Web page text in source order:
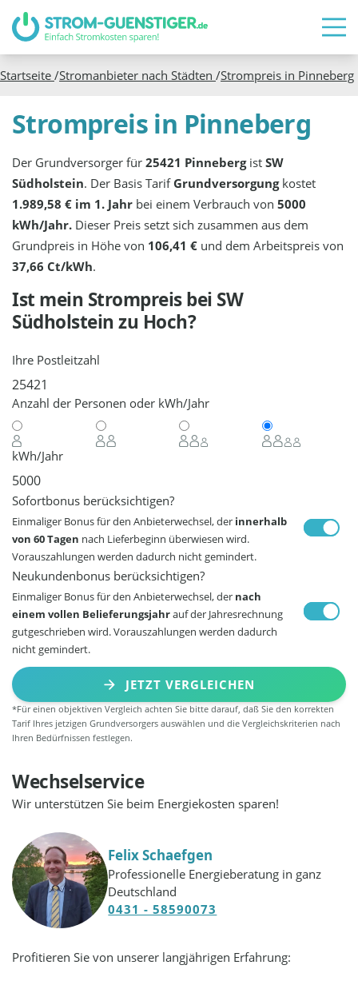
Startseite /Stromanbieter nach Städten /Strompreis in Pinneberg
Strompreis in Pinneberg
Der Grundversorger für25421 PinnebergistSW
Südholstein. Der Basis Tarif Grundversorgungkostet
1.989,58 € im 1. Jahr bei einem Verbrauch von5000
kWh/Jahr. Dieser Preis setzt sich zusammen aus dem
Grundpreis in Höhe von 106,41 € und dem Arbeitspreis von
37,66 Ct/kWh.
Ist mein Strompreis bei SW
Südholsteinzu Hoch?
Ihre Postleitzahl
Anzahl der Personen oder kWh/Jahr
kWh/Jahr
Sofortbonus berücksichtigen?
Einmaliger Bonus für den Anbieterwechsel, der innerhalb
von 60 Tagen nach Lieferbeginn überwiesen wird.
Vorauszahlungen werden dadurch nicht gemindert.
Neukundenbonus berücksichtigen?
Einmaliger Bonus für den Anbieterwechsel, der nach
einem vollen Belieferungsjahrauf der Jahresrechnung
gutgeschrieben wird. Vorauszahlungen werden dadurch
nicht gemindert.
JETZT VERGLEICHEN
*Für einen objektiven Vergleich achten Sie bitte darauf, daß Sie den korrekten
Tarif Ihres jetzigen Grundversorgers auswählen und die Vergleichskriterien nach
Ihren Bedürfnissen festlegen.
Wechselservice
Wir unterstützen Sie beim Energiekosten sparen!
Felix Schaefgen
Professionelle Energieberatung in ganz
Deutschland
0431 - 58590073
Profitieren Sie von unserer langjährigen Erfahrung: